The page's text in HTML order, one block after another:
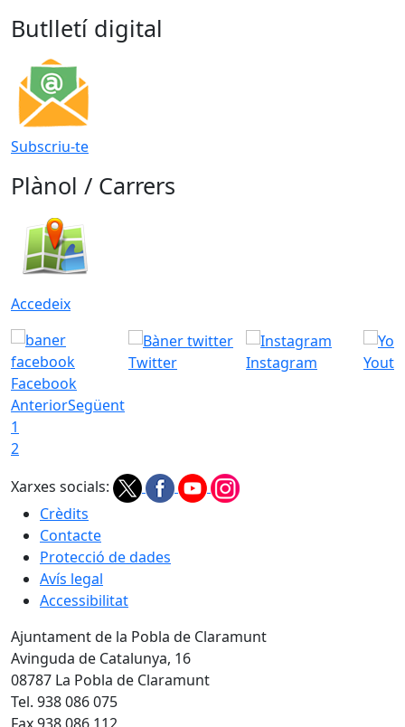
Butlletí digital
Subscriu-te
Plànol / Carrers
Accedeix
Facebook
Twitter Instagram
AnteriorSegüent
1
2
Xarxes socials:
Crèdits
Contacte
Protecció de dades
Avís legal
Accessibilitat
Ajuntament de la Pobla de Claramunt
Avinguda de Catalunya, 16
08787 La Pobla de Claramunt
Tel. 938 086 075